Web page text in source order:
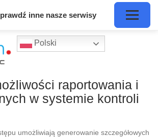
Polski
raportowania i
w systemie kontroli
umożliwiają generowanie szczegółowych
inne nasze serwisy